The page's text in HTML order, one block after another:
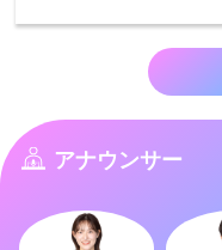
アナウンサー